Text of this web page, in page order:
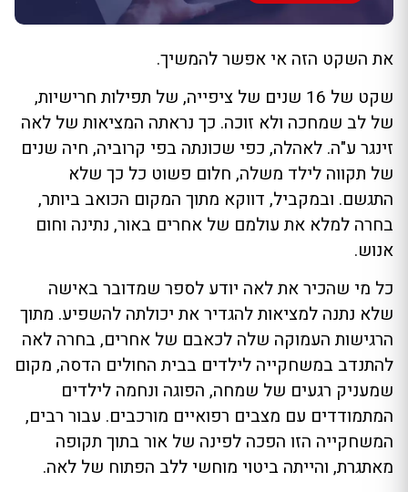
את השקט הזה אי אפשר להמשיך.
שקט של 16 שנים של ציפייה, של תפילות חרישיות,
של לב שמחכה ולא זוכה. כך נראתה המציאות של לאה
זינגר ע"ה. לאהלה, כפי שכונתה בפי קרוביה, חיה שנים
של תקווה לילד משלה, חלום פשוט כל כך שלא
התגשם. ובמקביל, דווקא מתוך המקום הכואב ביותר,
בחרה למלא את עולמם של אחרים באור, נתינה וחום
אנוש.
כל מי שהכיר את לאה יודע לספר שמדובר באישה
שלא נתנה למציאות להגדיר את יכולתה להשפיע. מתוך
הרגישות העמוקה שלה לכאבם של אחרים, בחרה לאה
להתנדב במשחקייה לילדים בבית החולים הדסה, מקום
שמעניק רגעים של שמחה, הפוגה ונחמה לילדים
המתמודדים עם מצבים רפואיים מורכבים. עבור רבים,
המשחקייה הזו הפכה לפינה של אור בתוך תקופה
מאתגרת, והייתה ביטוי מוחשי ללב הפתוח של לאה.